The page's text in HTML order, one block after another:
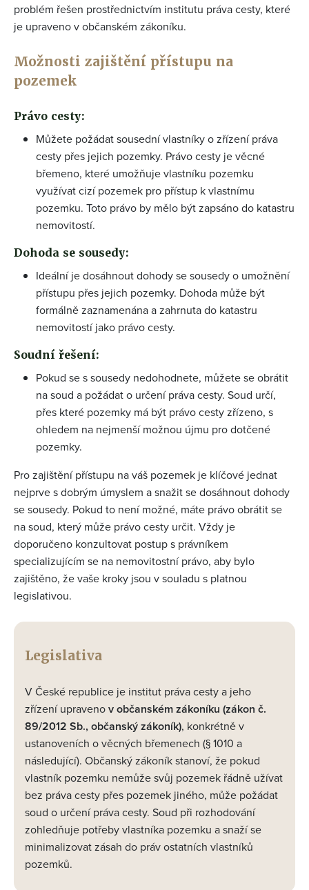
problém řešen prostřednictvím institutu práva cesty, které
je upraveno v občanském zákoníku.
Možnosti zajištění přístupu na
pozemek
Právo cesty:
Můžete požádat sousední vlastníky o zřízení práva
cesty přes jejich pozemky. Právo cesty je věcné
břemeno, které umožňuje vlastníku pozemku
využívat cizí pozemek pro přístup k vlastnímu
pozemku. Toto právo by mělo být zapsáno do katastru
nemovitostí.
Dohoda se sousedy:
Ideální je dosáhnout dohody se sousedy o umožnění
přístupu přes jejich pozemky. Dohoda může být
formálně zaznamenána a zahrnuta do katastru
nemovitostí jako právo cesty.
Soudní řešení:
Pokud se s sousedy nedohodnete, můžete se obrátit
na soud a požádat o určení práva cesty. Soud určí,
přes které pozemky má být právo cesty zřízeno, s
ohledem na nejmenší možnou újmu pro dotčené
pozemky.
Pro zajištění přístupu na váš pozemek je klíčové jednat
nejprve s dobrým úmyslem a snažit se dosáhnout dohody
se sousedy. Pokud to není možné, máte právo obrátit se
na soud, který může právo cesty určit. Vždy je
doporučeno konzultovat postup s právníkem
specializujícím se na nemovitostní právo, aby bylo
zajištěno, že vaše kroky jsou v souladu s platnou
legislativou.
Legislativa
V České republice je institut práva cesty a jeho
zřízení upravenov občanském zákoníku (zákon č.
89/2012 Sb., občanský zákoník), konkrétně v
ustanoveních o věcných břemenech (§ 1010 a
následující). Občanský zákoník stanoví, že pokud
vlastník pozemku nemůže svůj pozemek řádně užívat
bez práva cesty přes pozemek jiného, může požádat
soud o určení práva cesty. Soud při rozhodování
zohledňuje potřeby vlastníka pozemku a snaží se
minimalizovat zásah do práv ostatních vlastníků
pozemků.